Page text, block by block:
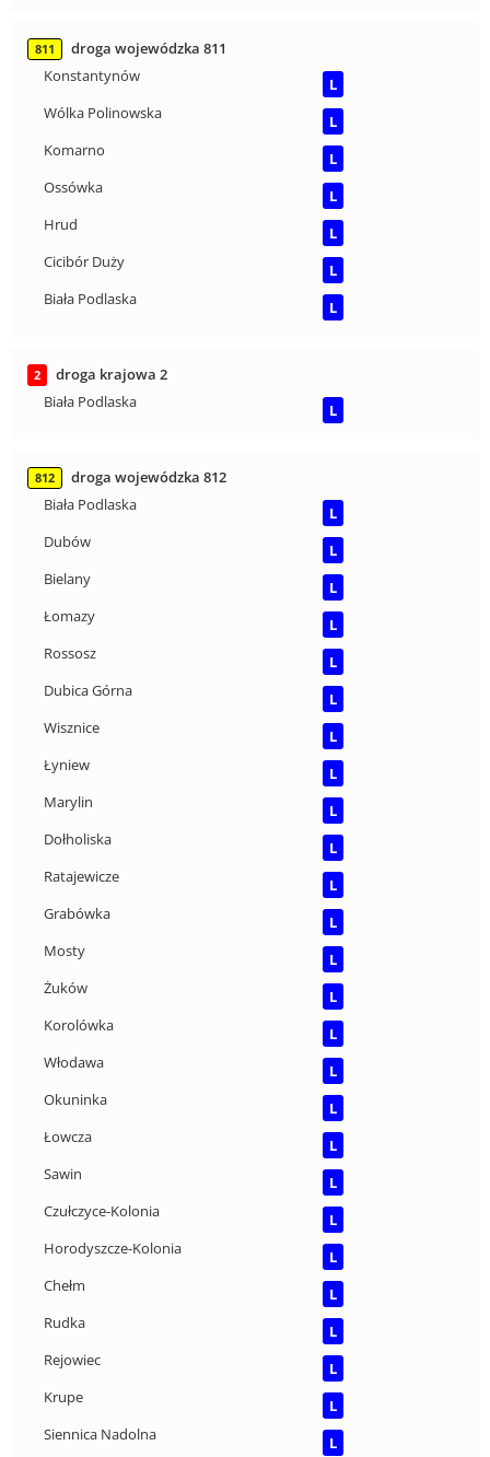
811
droga wojewódzka 811
Konstantynów
L
Wólka Polinowska
L
Komarno
L
Ossówka
L
Hrud
L
Cicibór Duży
L
Biała Podlaska
L
2
droga krajowa 2
Biała Podlaska
L
812
droga wojewódzka 812
Biała Podlaska
L
Dubów
L
Bielany
L
Łomazy
L
Rossosz
L
Dubica Górna
L
Wisznice
L
Łyniew
L
Marylin
L
Dołholiska
L
Ratajewicze
L
Grabówka
L
Mosty
L
Żuków
L
Korolówka
L
Włodawa
L
Okuninka
L
Łowcza
L
Sawin
L
Czułczyce-Kolonia
L
Horodyszcze-Kolonia
L
Chełm
L
Rudka
L
Rejowiec
L
Krupe
L
Siennica Nadolna
L